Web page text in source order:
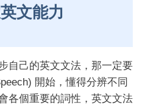
文能力
自己的英文文法，那一定要
開始，懂得分辨不同
各個重要的詞性，英文文法